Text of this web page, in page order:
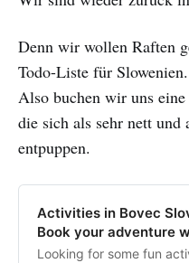
Denn wir wollen Raften
Todo-Liste für Slowenien.
Also buchen wir uns
die sich als sehr nett und
entpuppen.
Activities in Bovec
Book your adventure
Looking for some fun